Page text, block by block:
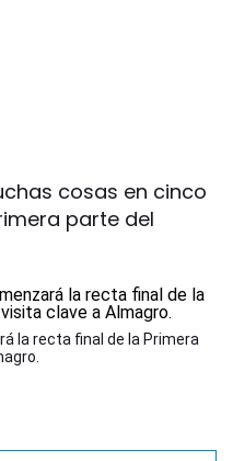
cosas en cinco
parte del
la recta final de la Primera